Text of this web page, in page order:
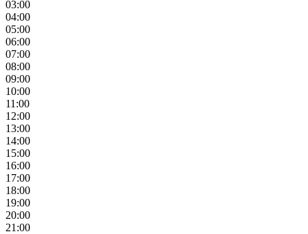
03:00
04:00
05:00
06:00
07:00
08:00
09:00
10:00
11:00
12:00
13:00
14:00
15:00
16:00
17:00
18:00
19:00
20:00
21:00